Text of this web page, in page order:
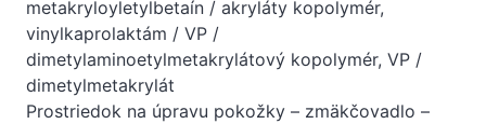
metakryloyletylbetaín / akryláty kopolymér,
vinylkaprolaktám / VP /
dimetylaminoetylmetakrylátový kopolymér, VP /
dimetylmetakrylát
Prostriedok na úpravu pokožky – zmäkčovadlo –